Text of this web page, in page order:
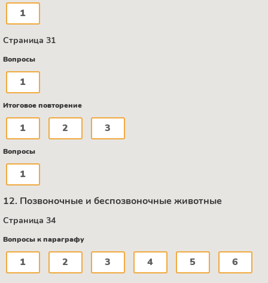
1
Страница 31
Вопросы
1
Итоговое повторение
1 2 3
Вопросы
1
12. Позвоночные и беспозвоночные животные
Страница 34
Вопросы к параграфу
1 2 3 4 5 6